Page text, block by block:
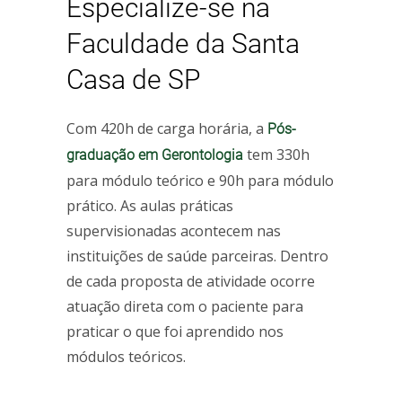
Especialize-se na
Faculdade da Santa
Casa de SP
Com 420h de carga horária, a Pós-
graduação em Gerontologia tem 330h
para módulo teórico e 90h para módulo
prático. As aulas práticas
supervisionadas acontecem nas
instituições de saúde parceiras. Dentro
de cada proposta de atividade ocorre
atuação direta com o paciente para
praticar o que foi aprendido nos
módulos teóricos.